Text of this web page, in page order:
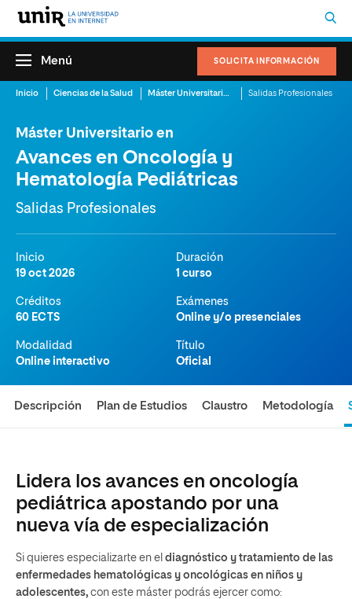
SOLICITA INFORMACIÓN
Menú
Inicio Ciencias de la Salud Máster Universitario en Avances en Oncología y Hematología Pediátricas Salidas Profesionales
Máster Universitario en
Avances en Oncología y
Hematología Pediátricas
Salidas Profesionales
Inicio
19 oct 2026
Duración
1 curso
Créditos
60 ECTS
Exámenes
Online y/o presenciales
Modalidad
Online interactivo
Título
Oficial
Descripción Plan de Estudios Claustro Metodología
Lidera los avances en oncología
pediátrica apostando por una
nueva vía de especialización
Si quieres especializarte en el diagnóstico y tratamiento de las
enfermedades hematológicas y oncológicas en niños y
adolescentes, con este máster podrás ejercer como: